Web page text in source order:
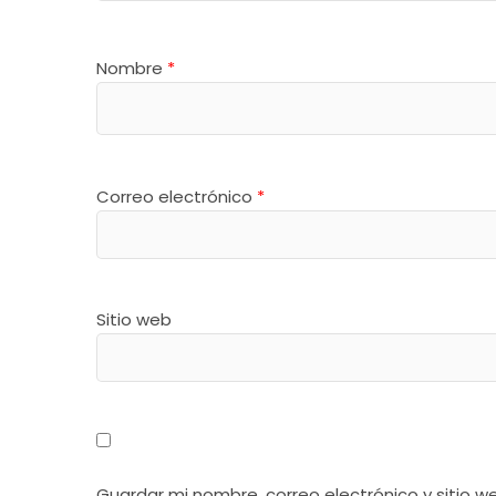
Nombre *
Correo electrónico *
Sitio web